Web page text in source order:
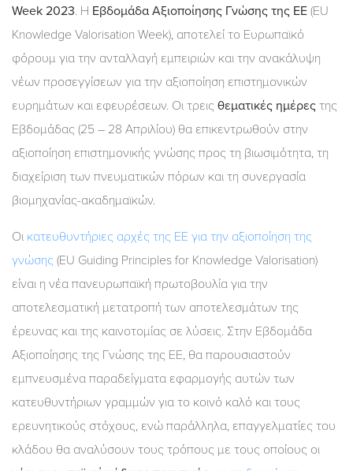
Week 2023. Η Εβδομάδα Αξιοποίησης Γνώσης της ΕΕ (EU
Knowledge Valorisation Week), αποτελεί το Ευρωπαϊκό
φόρουμ για την ανταλλαγή εμπειριών και την ανακάλυψη
νέων προσεγγίσεων για την αξιοποίηση επιστημονικών
ευρημάτων και εφευρέσεων. Οι τρεις θεματικές ημέρες της
Εβδομάδας (25 – 28 Απριλίου) θα επικεντρωθούν στην
αξιοποίηση επιστημονικής γνώσης προς τη βιωσιμότητα, τη
διαχείριση των πνευματικών πόρων και τη συνεργασία
βιομηχανίας-ακαδημαϊκών.
Οι κατευθυντήριες αρχές της ΕΕ για την αξιοποίηση της
γνώσης (EU Guiding Principles for Knowledge Valorisation)
είναι η νέα πανευρωπαϊκή πρωτοβουλία για την
αποτελεσματική μετατροπή των αποτελεσμάτων της
έρευνας και της καινοτομίας σε λύσεις. Στην Εβδομάδα
Αξιοποίησης της Γνώσης της ΕΕ, θα παρουσιαστούν
εμπνευσμένα παραδείγματα εφαρμογής αυτών των
κατευθυντήριων γραμμών για το κοινό καλό και τους
ερευνητικούς στόχους, ενώ παράλληλα, επαγγελματίες του
κλάδου θα αναλύσουν τους τρόπους με τους οποίους οι